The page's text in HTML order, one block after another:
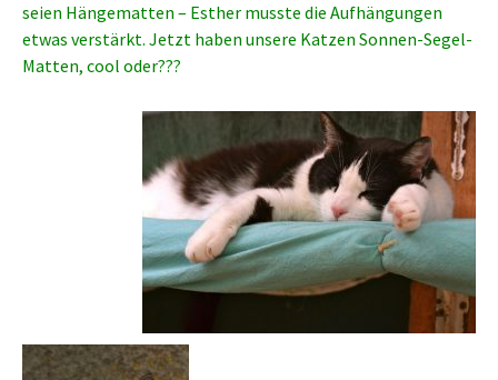
seien Hängematten – Esther musste die Aufhängungen
etwas verstärkt. Jetzt haben unsere Katzen Sonnen-Segel-
Matten, cool oder???